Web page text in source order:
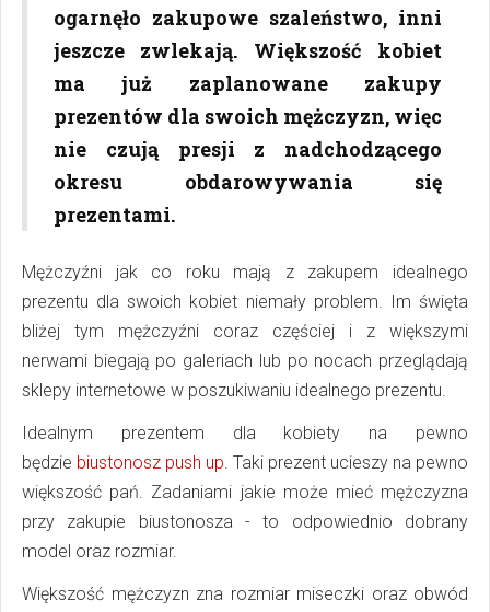
ogarnęło zakupowe szaleństwo, inni
jeszcze zwlekają. Większość kobiet
ma już zaplanowane zakupy
prezentów dla swoich mężczyzn, więc
nie czują presji z nadchodzącego
okresu obdarowywania się
prezentami.
Mężczyźni jak co roku mają z zakupem idealnego
prezentu dla swoich kobiet niemały problem. Im święta
bliżej tym mężczyźni coraz częściej i z większymi
nerwami biegają po galeriach lub po nocach przeglądają
sklepy internetowe w poszukiwaniu idealnego prezentu.
Idealnym prezentem dla kobiety na pewno
będzie biustonosz push up. Taki prezent ucieszy na pewno
większość pań. Zadaniami jakie może mieć mężczyzna
przy zakupie biustonosza - to odpowiednio dobrany
model oraz rozmiar.
Większość mężczyzn zna rozmiar miseczki oraz obwód